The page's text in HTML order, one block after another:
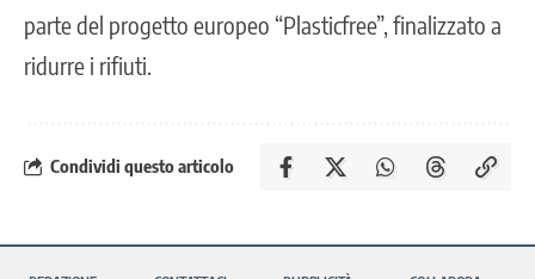
parte del progetto europeo “Plasticfree”, finalizzato a
ridurre i rifiuti.
Condividi questo articolo